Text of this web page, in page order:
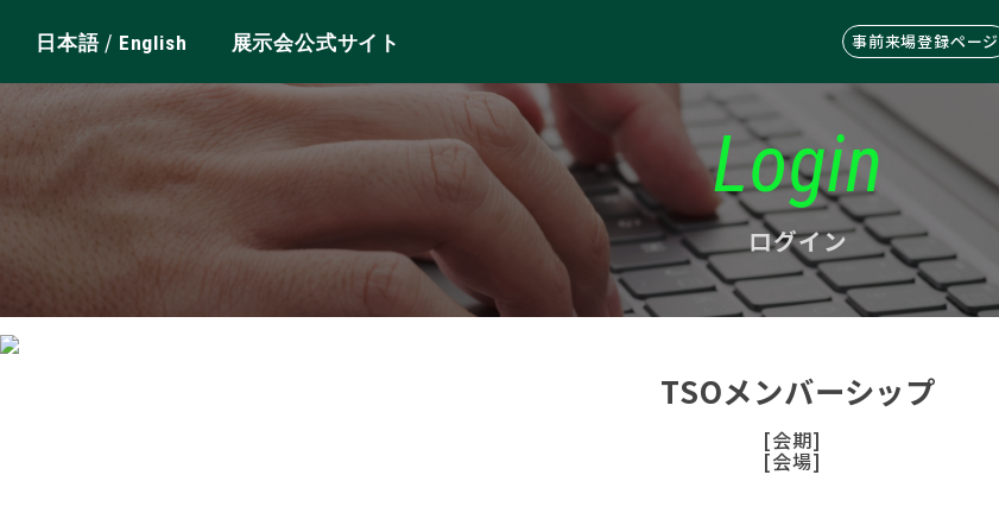
日本語/ English 展示会公式サイト 事前来場登録ページ
Login
ログイン
TSOメンバーシップ
[会期]
[会場]